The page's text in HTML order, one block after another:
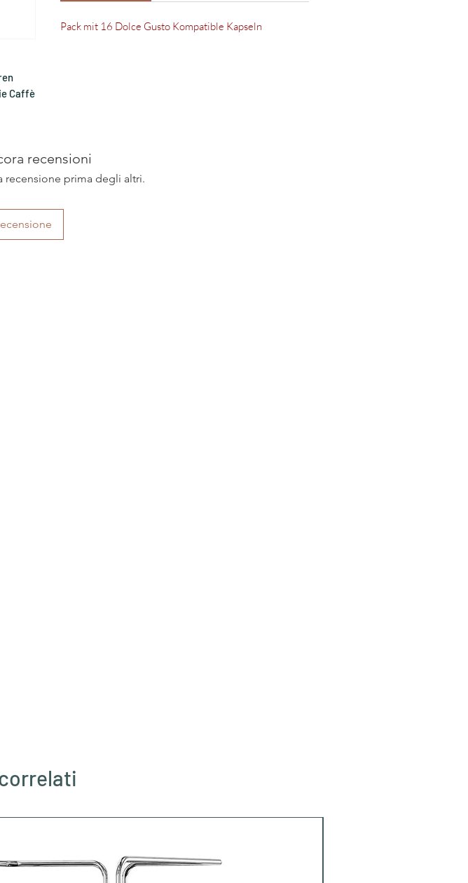
Caffè
Pack mit 16 Dolce Gusto Kompatible Kapseln
recensioni
recensione prima degli altri.